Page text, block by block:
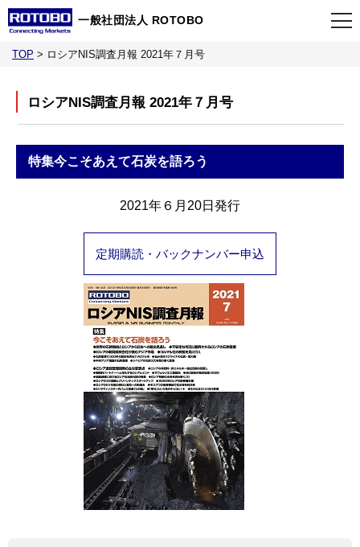
一般社団法人 ROTOBO
当会について
TOP > ロシアNIS調査月報 2021年７月号
ロシアNIS調査月報 2021年７月号
特集今こそあえて石炭を語ろう
2021年６月20日発行
定期購読・バックナンバー申込